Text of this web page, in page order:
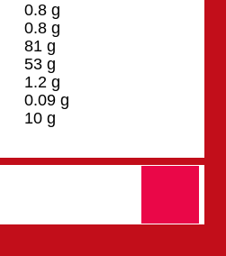
0.8 g
0.8 g
81 g
53 g
1.2 g
0.09 g
10 g